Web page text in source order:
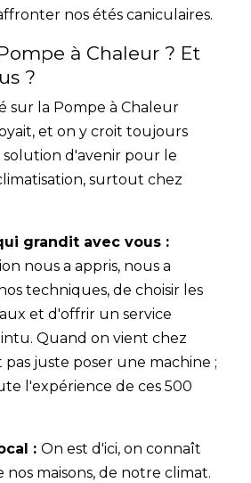
nos étés caniculaires.
à Chaleur ? Et
?
sur la Pompe à Chaleur
et on y croit toujours
solution d'avenir pour le
surtout chez
grandit avec vous :
nous a appris, nous a
techniques, de choisir les
et d'offrir un service
Quand on vient chez
pas juste poser une machine ;
l'expérience de ces 500
: On est d'ici, on connaît
nos maisons, de notre climat.